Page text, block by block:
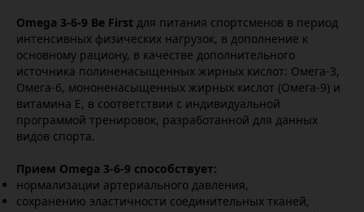
Omega 3-6-9 Be First для питания спортсменов в период
интенсивных физических нагрузок, в дополнение к
основному рациону, в качестве дополнительного
источника полиненасыщенных жирных кислот: Омега-3,
Омега-6, мононенасыщенных жирных кислот (Омега-9) и
витамина Е, в соответствии с индивидуальной
программой тренировок, разработанной для данных
видов спорта.
Прием Omega 3-6-9 способствует:
нормализации артериального давления,
сохранению эластичности соединительных тканей,